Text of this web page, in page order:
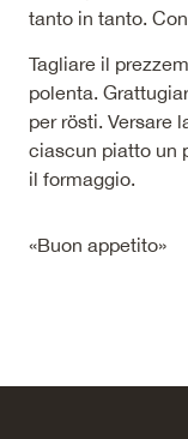
tanto in tanto.
Tagliare il
polenta.
per rösti. Versare
ciascun piatto un
il formaggio.
«Buon appetito»